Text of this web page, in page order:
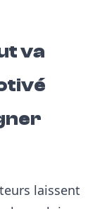
va
laissent